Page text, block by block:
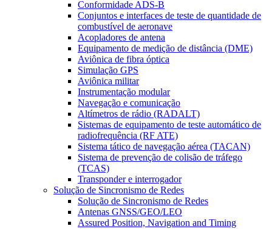
Conformidade ADS-B
Conjuntos e interfaces de teste de quantidade de
combustível de aeronave
Acopladores de antena
Equipamento de medição de distância (DME)
Aviônica de fibra óptica
Simulação GPS
Aviônica militar
Instrumentação modular
Navegação e comunicação
Altímetros de rádio (RADALT)
Sistemas de equipamento de teste automático de
radiofrequência (RF ATE)
Sistema tático de navegação aérea (TACAN)
Sistema de prevenção de colisão de tráfego
(TCAS)
Transponder e interrogador
Solução de Sincronismo de Redes
Solução de Sincronismo de Redes
Antenas GNSS/GEO/LEO
Assured Position, Navigation and Timing